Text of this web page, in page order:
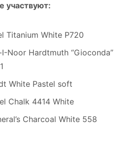
участвуют:
Titanium White P720
Noor Hardtmuth “Gioconda”
White Pastel soft
Chalk 4414 White
Charcoal White 558